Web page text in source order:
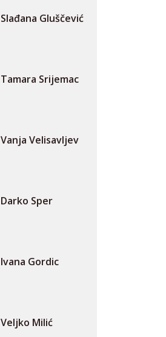
Slađana Gluščević
Tamara Srijemac
Vanja Velisavljev
Darko Sper
Ivana Gordic
Veljko Milić